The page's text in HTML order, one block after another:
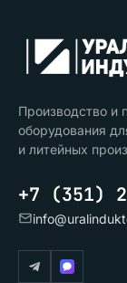
Производство и
оборудования
и литейных
+7 (351)